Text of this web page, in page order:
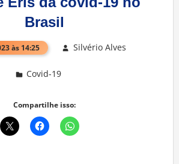
Brasil
às 14:25 Silvério Alves
Covid-19
Compartilhe isso: